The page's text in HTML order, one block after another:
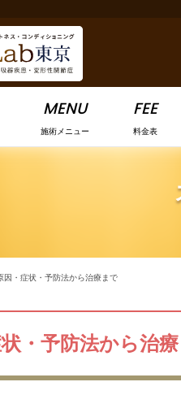
MENU
施術メニュー
FEE
料金表
因・症状・予防法から治療まで
・予防法から治